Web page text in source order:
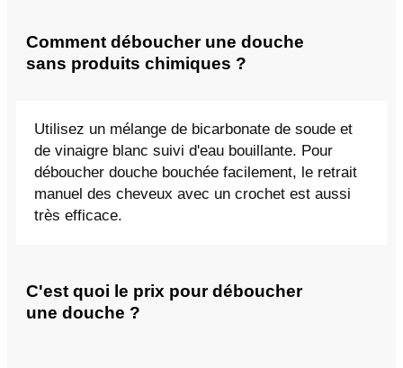
Comment déboucher une douche
sans produits chimiques ?
Utilisez un mélange de bicarbonate de soude et
de vinaigre blanc suivi d'eau bouillante. Pour
déboucher douche bouchée facilement, le retrait
manuel des cheveux avec un crochet est aussi
très efficace.
C'est quoi le prix pour déboucher
une douche ?